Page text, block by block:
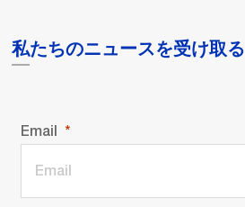
私たちのニュースを受け取る
Email